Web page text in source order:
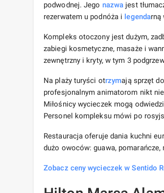
podwodnej. Jego nazwa jest
rezerwatem u podnóża i legendarną
Kompleks otoczony jest dużym,
zabiegi kosmetyczne, masaże i
zewnętrzny i kryty, w tym 3
Na plaży turyści otrzymają sprzęt
profesjonalnym animatorom nikt
Miłośnicy wycieczek mogą
Personel kompleksu mówi po
Restauracja oferuje dania kuchni
dużo owoców: guawa, pomarańcze,
Zobacz ceny wycieczek w Sentido